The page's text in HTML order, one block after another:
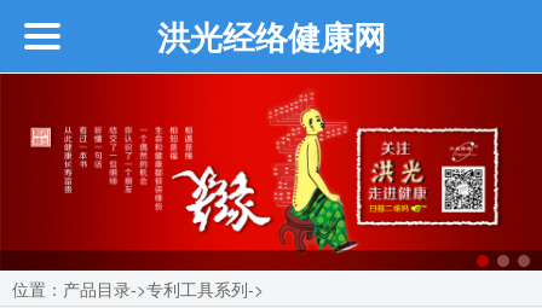
洪光经络健康网
企业介绍
┗━创始人介绍
┗━近期活动
位置： 产品目录->专利工具系列->